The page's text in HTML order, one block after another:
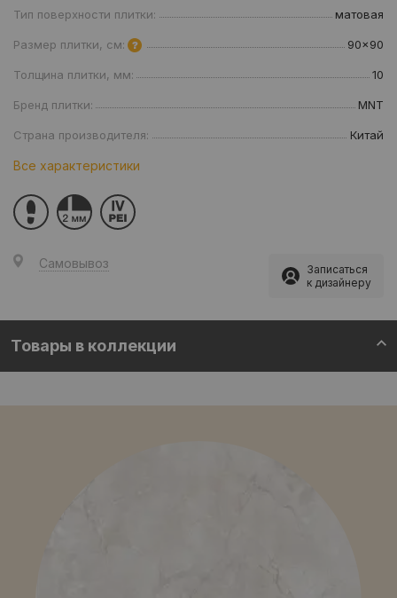
Тип поверхности плитки: матовая
Размер плитки, см: 90x90
Толщина плитки, мм: 10
Бренд плитки: MNT
Страна производителя: Китай
Все характеристики
Самовывоз
Записаться
к дизайнеру
Товары в коллекции